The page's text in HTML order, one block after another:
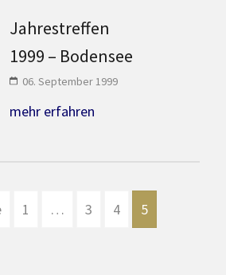
Jahrestreffen
1999 – Bodensee
06. September 1999
mehr erfahren
1 … 3 4 5